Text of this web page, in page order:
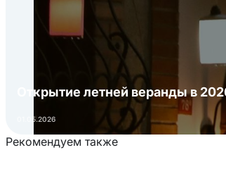
Открытие летней веранды в
01.05.2026
Рекомендуем также